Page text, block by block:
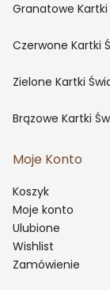
Granatowe
Czerwone Kartki
Zielone Kartki
Brązowe Kartki
Moje Konto
Koszyk
Moje konto
Ulubione
Wishlist
Zamówienie